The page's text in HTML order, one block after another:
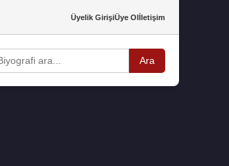
Üyelik GirişiÜye Olİletişim
Ara